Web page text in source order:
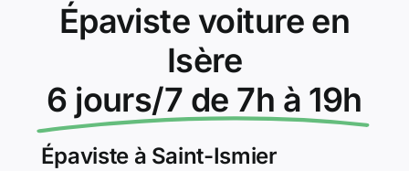
Épaviste voiture en
Isère
6 jours/7 de 7h à 19h
Épaviste à Saint-Ismier